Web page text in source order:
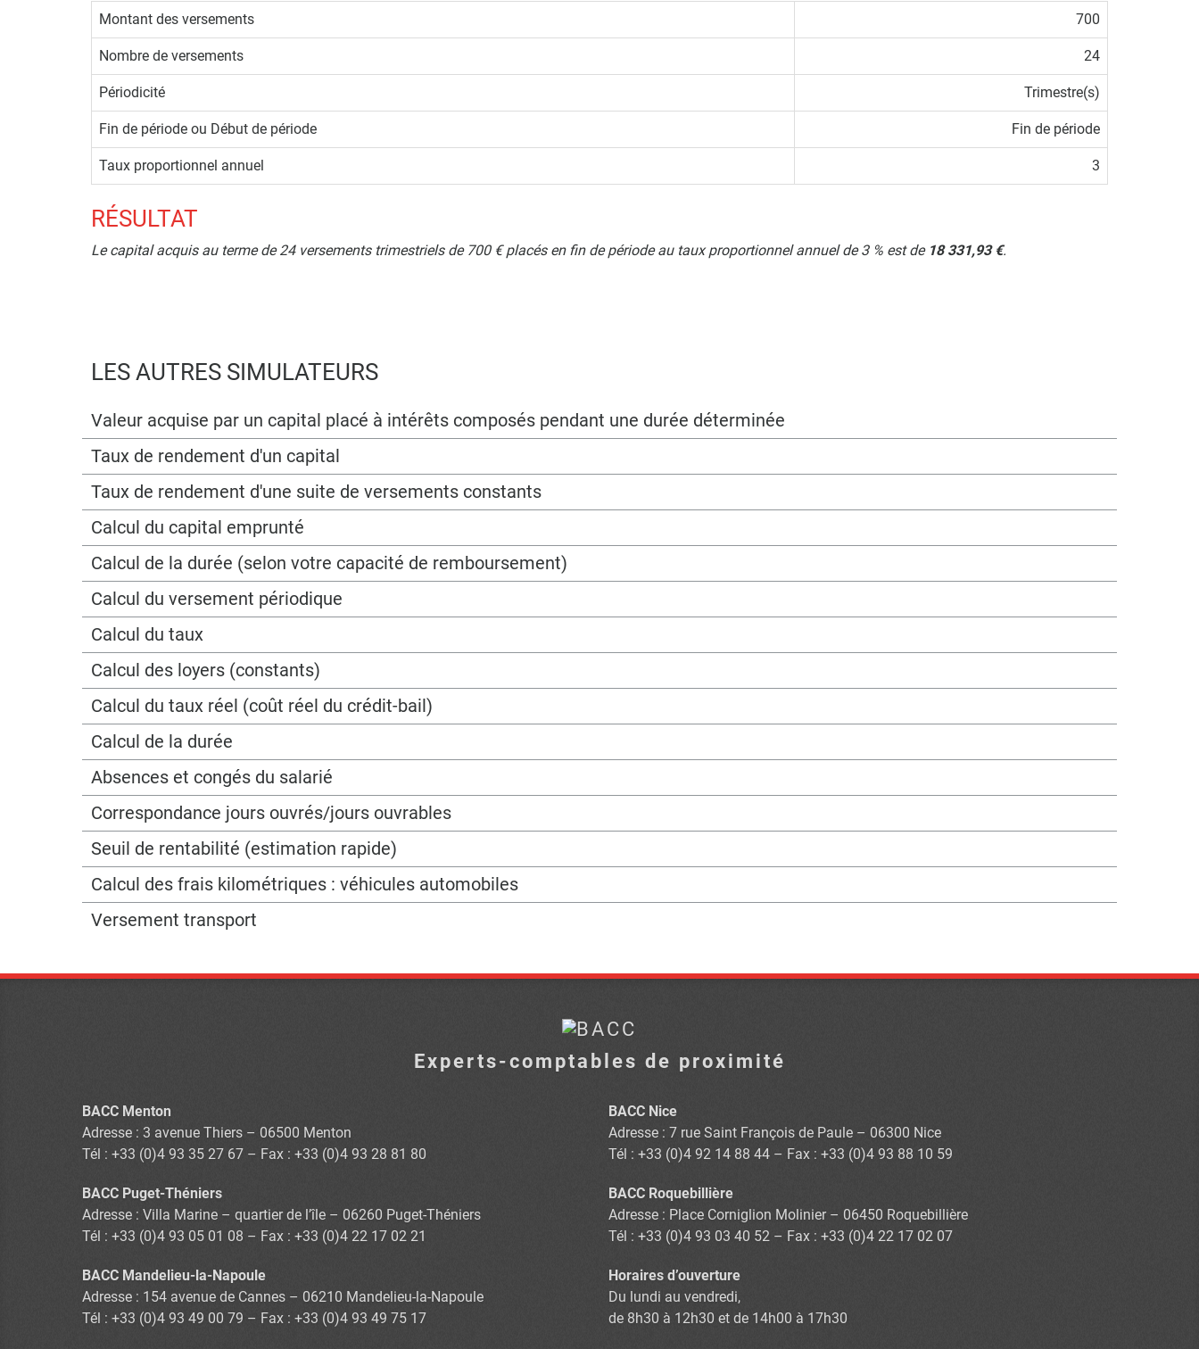
Montant des versements
700
Nombre de versements 24
Périodicité Trimestre(s)
Fin de période ou Début de période Fin de période
Taux proportionnel annuel 3
RÉSULTAT
Le capital acquis au terme de 24 versements trimestriels de 700 € placés en fin de période au taux proportionnel annuel de 3 % est de 18 331,93 €.
LES AUTRES SIMULATEURS
Valeur acquise par un capital placé à intérêts composés pendant une durée déterminée
Taux de rendement d'un capital
Taux de rendement d'une suite de versements constants
Calcul du capital emprunté
Calcul de la durée (selon votre capacité de remboursement)
Calcul du versement périodique
Calcul du taux
Calcul des loyers (constants)
Calcul du taux réel (coût réel du crédit-bail)
Calcul de la durée
Absences et congés du salarié
Correspondance jours ouvrés/jours ouvrables
Seuil de rentabilité (estimation rapide)
Calcul des frais kilométriques : véhicules automobiles
Versement transport
Experts-comptables de proximité
BACC Menton
Adresse : 3 avenue Thiers – 06500 Menton
Tél : +33 (0)4 93 35 27 67 – Fax : +33 (0)4 93 28 81 80
BACC Nice
Adresse : 7 rue Saint François de Paule – 06300 Nice
Tél : +33 (0)4 92 14 88 44 – Fax : +33 (0)4 93 88 10 59
BACC Puget-Théniers
Adresse : Villa Marine – quartier de l’île – 06260 Puget-Théniers
Tél : +33 (0)4 93 05 01 08 – Fax : +33 (0)4 22 17 02 21
BACC Roquebillière
Adresse : Place Corniglion Molinier – 06450 Roquebillière
Tél : +33 (0)4 93 03 40 52 – Fax : +33 (0)4 22 17 02 07
BACC Mandelieu-la-Napoule
Adresse : 154 avenue de Cannes – 06210 Mandelieu-la-Napoule
Tél : +33 (0)4 93 49 00 79 – Fax : +33 (0)4 93 49 75 17
Horaires d’ouverture
Du lundi au vendredi,
de 8h30 à 12h30 et de 14h00 à 17h30